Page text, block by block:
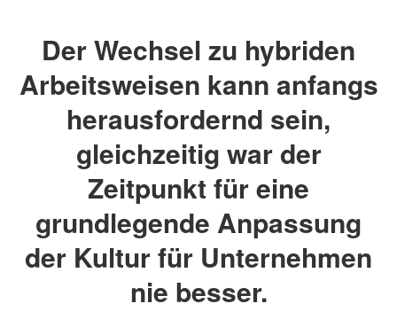
Der Wechsel zu hybriden
Arbeitsweisen kann anfangs
herausfordernd sein,
gleichzeitig war der
Zeitpunkt für eine
grundlegende Anpassung
der Kultur für Unternehmen
nie besser.